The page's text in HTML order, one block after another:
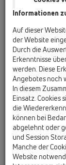
Macedonia
Portugal,
Serbia,
Slovenia
Ukraine,
HL
Informationen
Auf dieser
der Website
Durch die
Erkenntnisse
werden. Diese
Angebotes noch
In diesem
Einsatz. Cookies
die
können bei
abgelehnt oder
und Session
Manche der
Website